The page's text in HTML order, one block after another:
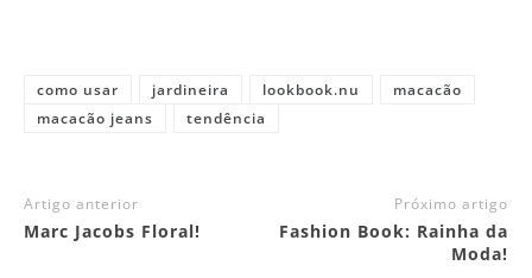
como usar jardineira lookbook.nu
macacão
macacão jeans
tendência
Artigo anterior
Marc Jacobs Floral!
Próximo artigo
Fashion Book: Rainha da
Moda!